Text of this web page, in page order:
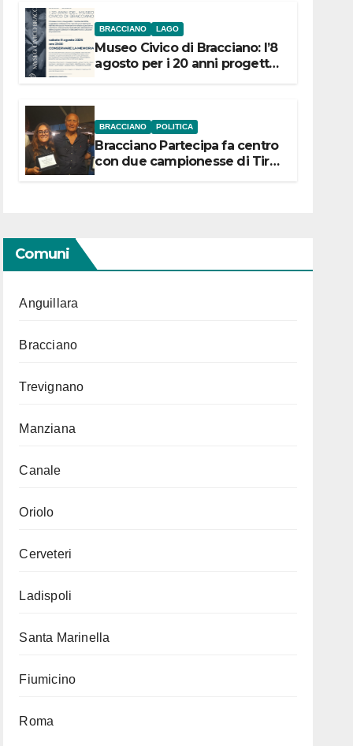
BRACCIANO LAGO
Museo Civico di Bracciano: l’8
agosto per i 20 anni progetto
BRACCIANO POLITICA
Bracciano Partecipa fa centro
con due campionesse di Tiro
Comuni
Anguillara
Bracciano
Trevignano
Manziana
Canale
Oriolo
Cerveteri
Ladispoli
Santa Marinella
Fiumicino
Roma